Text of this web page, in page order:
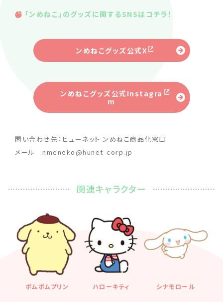
「ンめねこ」のグッズに関するSNSはコチラ！
ンめねこグッズ公式X
ンめねこグッズ公式Instagra
m
問い合わせ先：ヒューネット ンめねこ商品化窓口
メール nmeneko@hunet-corp.jp
関連キャラクター
ポムポムプリン ハローキティ シナモロール